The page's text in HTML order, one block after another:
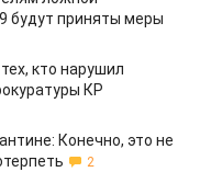
будут приняты меры
кто нарушил
КР
Конечно, это не
2